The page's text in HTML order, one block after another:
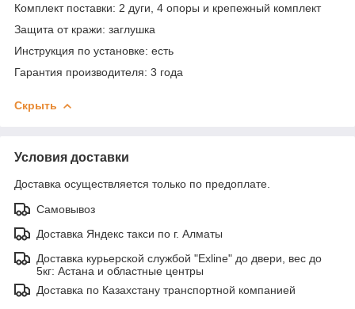
Комплект поставки: 2 дуги, 4 опоры и крепежный комплект
Защита от кражи: заглушка
Инструкция по установке: есть
Гарантия производителя: 3 года
Скрыть
Условия доставки
Доставка осуществляется только по предоплате.
Самовывоз
Доставка Яндекс такси по г. Алматы
Доставка курьерской службой "Exline" до двери, вес до
5кг: Астана и областные центры
Доставка по Казахстану транспортной компанией